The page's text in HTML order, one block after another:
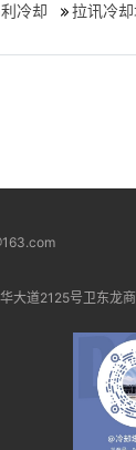
络电子
冷却
拉讯冷
大道2125号卫东龙